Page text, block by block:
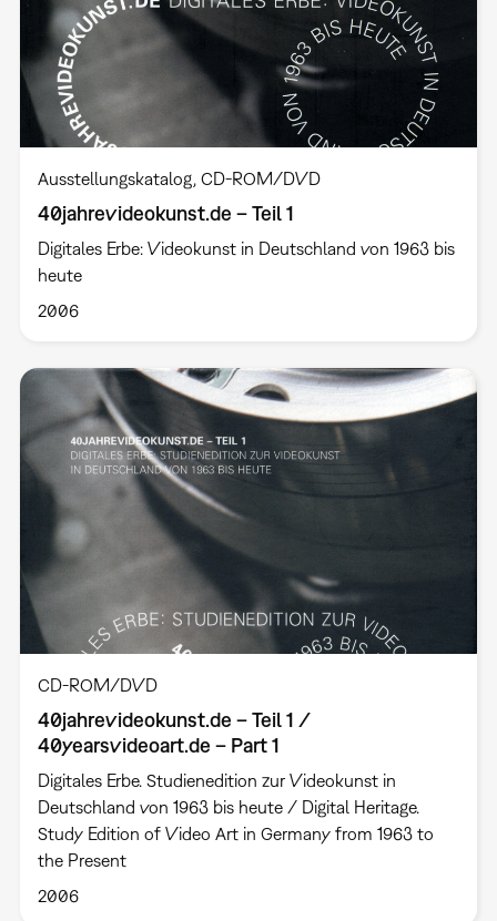
Ausstellungskatalog CD-ROM/DVD
40jahrevideokunst.de – Teil 1
Digitales Erbe: Videokunst in Deutschland von 1963 bis
heute
2006
CD-ROM/DVD
40jahrevideokunst.de – Teil 1 /
40yearsvideoart.de – Part 1
Digitales Erbe. Studienedition zur Videokunst in
Deutschland von 1963 bis heute / Digital Heritage.
Study Edition of Video Art in Germany from 1963 to
the Present
2006